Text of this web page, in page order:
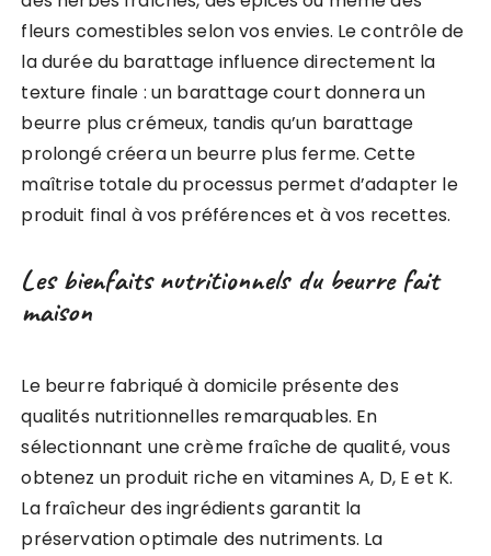
fleurs comestibles selon vos envies. Le contrôle de
la durée du barattage influence directement la
texture finale : un barattage court donnera un
beurre plus crémeux, tandis qu’un barattage
prolongé créera un beurre plus ferme. Cette
maîtrise totale du processus permet d’adapter le
produit final à vos préférences et à vos recettes.
Les bienfaits nutritionnels du beurre fait
maison
Le beurre fabriqué à domicile présente des
qualités nutritionnelles remarquables. En
sélectionnant une crème fraîche de qualité, vous
obtenez un produit riche en vitamines A, D, E et K.
La fraîcheur des ingrédients garantit la
préservation optimale des nutriments. La